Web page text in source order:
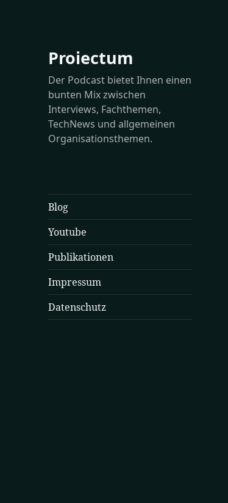
Proiectum
Der Podcast bietet Ihnen einen
bunten Mix zwischen
Interviews, Fachthemen,
TechNews und allgemeinen
Organisationsthemen.
Blog
Youtube
Publikationen
Impressum
Datenschutz